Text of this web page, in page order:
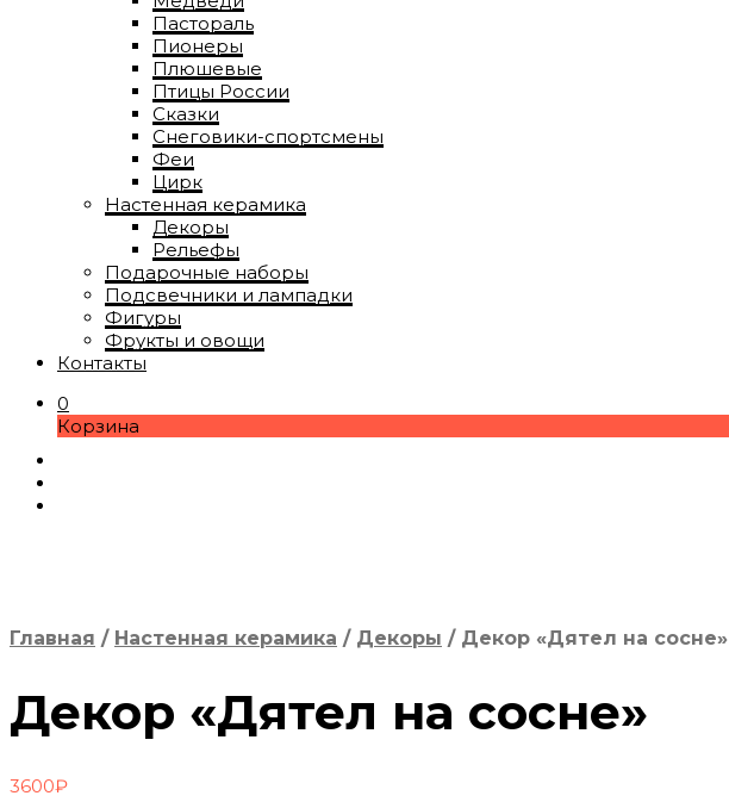
Пастораль
Пионеры
Плюшевые
Птицы России
Сказки
Снеговики-спортсмены
Феи
Цирк
Настенная керамика
Декоры
Рельефы
Подарочные наборы
Подсвечники и лампадки
Фигуры
Фрукты и овощи
Контакты
0
Корзина
Главная / Настенная керамика / Декоры /Декор «Дятел на сосне»
Декор «Дятел на сосне»
3600₽